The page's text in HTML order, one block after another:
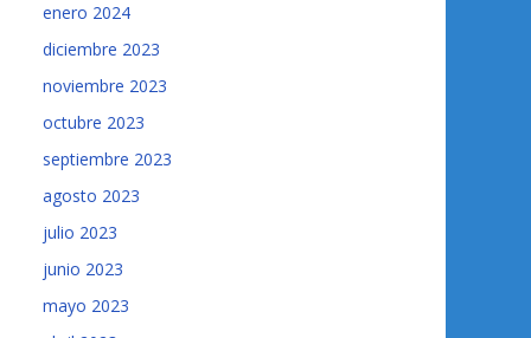
enero 2024
diciembre 2023
noviembre 2023
octubre 2023
septiembre 2023
agosto 2023
julio 2023
junio 2023
mayo 2023